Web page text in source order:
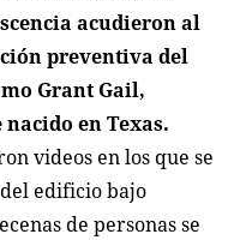
acudieron al
preventiva del
Grant Gail,
en Texas.
videos en los que se
edificio bajo
de personas se